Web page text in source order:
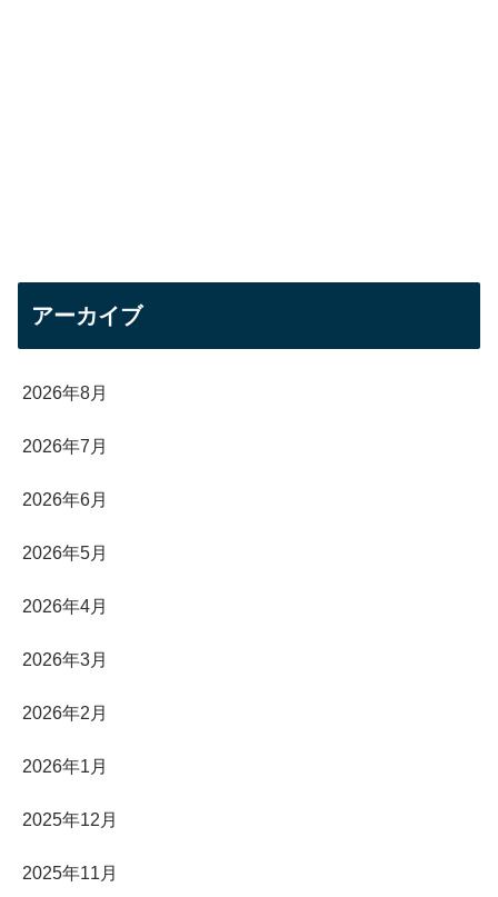
アーカイブ
2026年8月
2026年7月
2026年6月
2026年5月
2026年4月
2026年3月
2026年2月
2026年1月
2025年12月
2025年11月